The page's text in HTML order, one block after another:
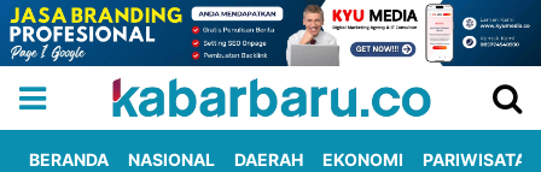
BERANDA NASIONAL DAERAH EKONOMI PARIWISATA